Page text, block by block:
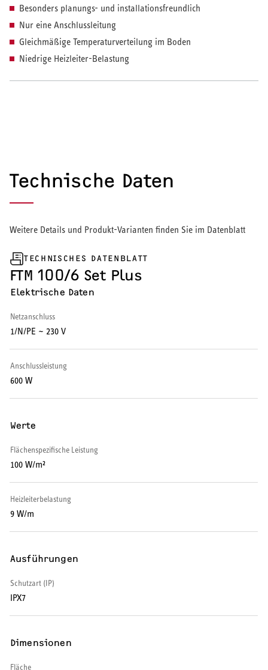
Wärmepumpe
Puffer- und Trinkwarmwasserspeicher
WARMWASSER
Durchlauferhitzer
Warmwasserspeicher
Warmwasser-Wärmepumpe
Kochendwassergeräte
Händetrockner
Lüftungsanlagen
SERVICE
Serviceleistungen
Besonders planungs- und installationsfreundlich
Nur eine Anschlussleitung
Gleichmäßige Temperaturverteilung im Boden
Niedrige Heizleiter-Belastung
Technische Daten
Weitere Details und Produkt-Varianten finden Sie im Datenblatt
TECHNISCHES DATENBLATT
FTM 100/6 Set Plus
Elektrische Daten
Netzanschluss
1/N/PE ~ 230 V
Anschlussleistung
600 W
Werte
Flächenspezifische Leistung
100 W/m²
Heizleiterbelastung
9 W/m
Ausführungen
Schutzart (IP)
IPX7
Dimensionen
Fläche